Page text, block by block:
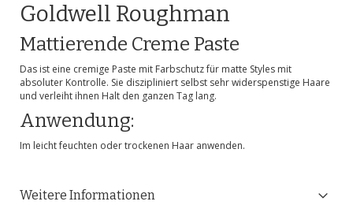
Goldwell Roughman
Mattierende Creme Paste
Das ist eine cremige Paste mit Farbschutz für matte Styles mit
absoluter Kontrolle. Sie diszipliniert selbst sehr widerspenstige Haare
und verleiht ihnen Halt den ganzen Tag lang.
Anwendung:
Im leicht feuchten oder trockenen Haar anwenden.
Weitere Informationen